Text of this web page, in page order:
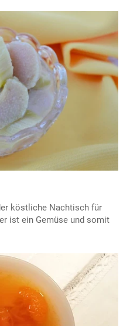
köstliche Nachtisch für
ist ein Gemüse und somit